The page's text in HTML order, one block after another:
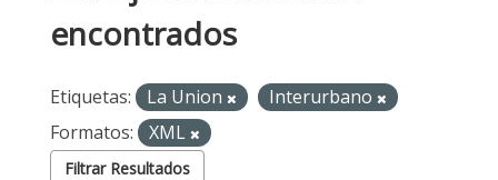
encontrados
Etiquetas: La Union
Interurbano
Formatos:
XML
Filtrar Resultados